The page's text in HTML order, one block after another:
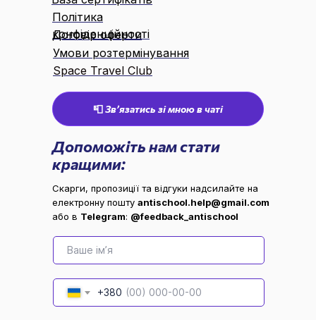
Допоможіть нам стати
кращими:
Ваше ім’я
+380
📮 Звʼязатись зі мною в чаті
Політика
конфіденційності
Договір оферти
Умови розтермінування
Space Travel Club
Скарги, пропозиції та відгуки надсилайте на
електронну пошту antischool.help@gmail.com
або в Telegram: @feedback_antischool